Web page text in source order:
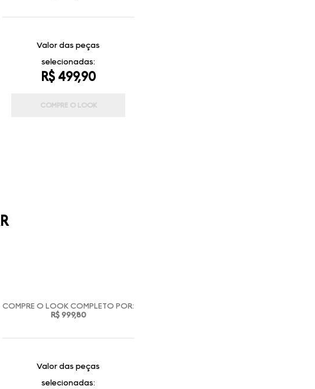
Valor das peças
selecionadas:
R$ 499,90
COMPRE O LOOK
COMPRE O LOOK COMPLETO POR:
R$ 999,80
Valor das peças
selecionadas: